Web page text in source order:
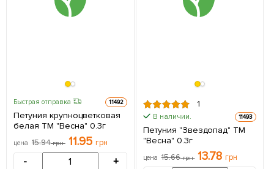
Быстрая отправка 11492
Петуния крупноцветковая
белая ТМ "Весна" 0.3г
цена 15.94грн 11.95 грн
- +
1
В наличии. 11493
Петуния "Звездопад" ТМ
"Весна" 0.3г
цена 15.66грн 13.78 грн